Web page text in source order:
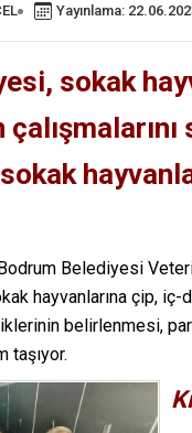
Yayınlama:
sokak
Bodrum Belediyesi
hayvanlarına çip,
belirlenmesi,
taşıyor.